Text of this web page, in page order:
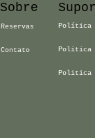
Política
Politica
Politica
Reservas
Contato
Sobre